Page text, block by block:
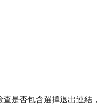
查是否包含選擇退出連結，